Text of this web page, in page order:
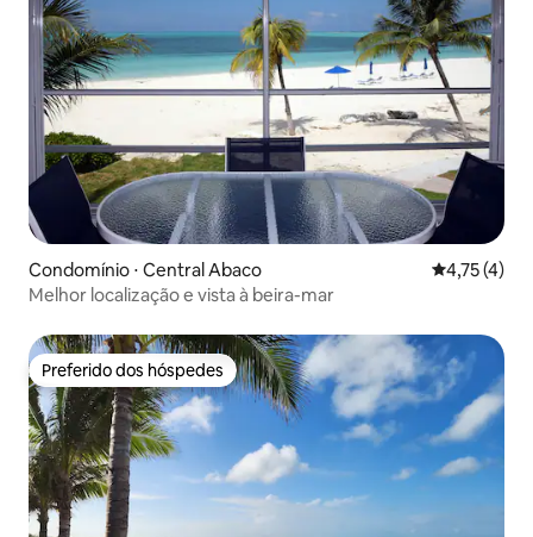
Condomínio ⋅ Central Abaco 4,75 de
4,75 (4)
Melhor localização e vista à beira-mar
Preferido dos hóspedes
Preferido dos hóspedes